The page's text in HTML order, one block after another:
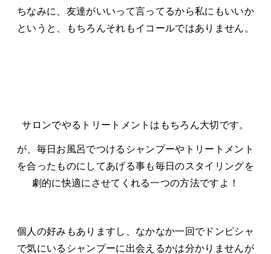
ちなみに、友達がいいって言ってるから私にもいいか
というと、もちろんそれもイコールではありません。
サロンでやるトリートメントはもちろん大切です。
が、毎日お風呂でつけるシャンプーやトリートメント
を合ったものにしてあげる事も毎日のスタイリングを
劇的に快適にさせてくれる一つの方法ですよ！
個人の好みもありますし、なかなか一回でドンピシャ
で気にいるシャンプーに出会えるかは分かりませんが